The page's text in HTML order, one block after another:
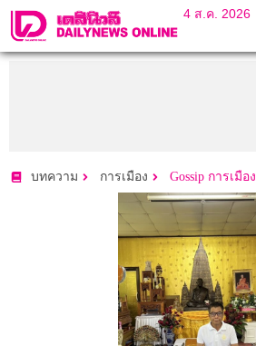
4 ส.ค. 2026
บทความ การเมือง Gossip การเมือง